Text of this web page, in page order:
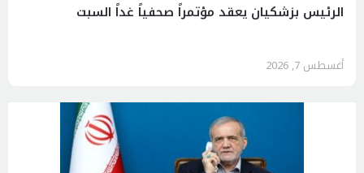
الرئيس بزشكيان يعقد مؤتمراً صحفياً غداً السبت
أغسطس 7, 2026